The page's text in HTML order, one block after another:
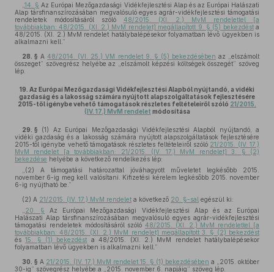
14. § Az Európai Mezőgazdasági Vidékfejlesztési Alap és az Európai Halászati
Alap társfinanszírozásában megvalósuló egyes agrár-vidékfejlesztési támogatási
rendeletek módosításáról szóló 48/2015. (XI. 2.) MvM rendelettel [a
továbbiakban: 48/2015. (XI. 2.) MvM rendelet] megállapított 9. § (5) bekezdésta
48/2015. (XI. 2.) MvM rendelet hatálybalépésekor folyamatban lévő ügyekben is
alkalmazni kell.”
28. § A48/2014. (VI. 25.) VM rendelet 9. § (5) bekezdésében az „elszámolt
összeget” szövegrész helyébe az „elszámolt képzési költségek összegét” szöveg
lép.
19. Az Európai Mezőgazdasági Vidékfejlesztési Alapból nyújtandó, a vidéki
gazdaság és a lakosság számára nyújtott alapszolgáltatások fejlesztésére
2015-től igénybe vehető támogatások részletes feltételeiről szóló 21/2015.
(IV. 17.) MvM rendelet módosítása
29. § (1)
Az Európai Mezőgazdasági Vidékfejlesztési Alapból nyújtandó, a
vidéki gazdaság és a lakosság számára nyújtott alapszolgáltatások fejlesztésére
2015-től igénybe vehető támogatások részletes feltételeiről szóló 21/2015. (IV. 17.)
MvM rendelet [a továbbiakban: 21/2015. (IV. 17.) MvM rendelet] 3. § (2)
bekezdése helyébe a következő rendelkezés lép:
„(2) A támogatási határozattal jóváhagyott műveletet legkésőbb 2015.
november 6-ig meg kell valósítani. Kifizetési kérelem legkésőbb 2015. november
6-ig nyújtható be.”
(2) A 21/2015. (IV. 17.) MvM rendelet a következő 20. §-sal egészül ki:
20. § Az Európai Mezőgazdasági Vidékfejlesztési Alap és az Európai
Halászati Alap társfinanszírozásában megvalósuló egyes agrár-vidékfejlesztési
támogatási rendeletek módosításáról szóló48/2015. (XI. 2.) MvM rendelettel [a
továbbiakban: 48/2015. (XI. 2.) MvM rendelet] megállapított 3. § (2) bekezdést
és15. § (1) bekezdést a 48/2015. (XI. 2.) MvM rendelet hatálybalépésekor
folyamatban lévő ügyekben is alkalmazni kell.”
30. § A 21/2015. (IV. 17.) MvM rendelet 15. § (1) bekezdésében a „2015. október
30-ig” szövegrész helyébe a „2015. november 6. napjáig” szöveg lép.